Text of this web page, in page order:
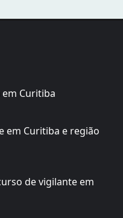
Curitiba
em Curitiba e região
de vigilante em